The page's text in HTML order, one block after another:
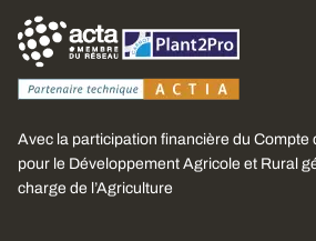
Avec la participation financière du Compte
pour le Développement Agricole et Rural
charge de l’Agriculture